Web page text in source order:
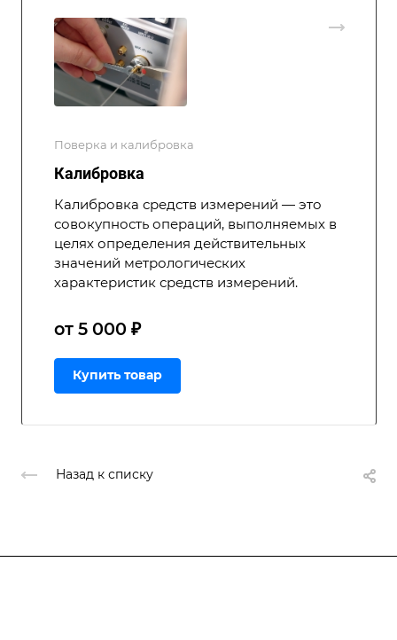
Поверка и калибровка
Калибровка
Калибровка средств измерений — это
совокупность операций, выполняемых в
целях определения действительных
значений метрологических
характеристик средств измерений.
от 5 000 ₽
Купить товар
Назад к списку